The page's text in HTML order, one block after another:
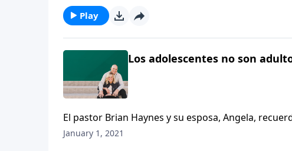
Play
Los adolescentes no son
El pastor Brian Haynes y su esposa, Angela,
adultos.
January 1, 2021